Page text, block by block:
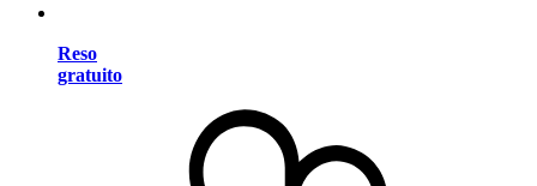
Reso
gratuito